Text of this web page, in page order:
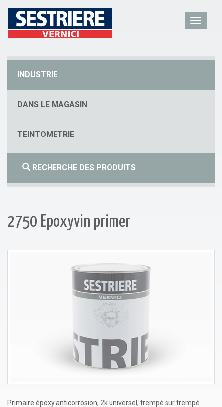
INDUSTRIE
DANS LE MAGASIN
TEINTOMETRIE
RECHERCHE DES PRODUITS
2750 Epoxyvin primer
Primaire époxy anticorrosion, 2k universel, trempé sur trempé.